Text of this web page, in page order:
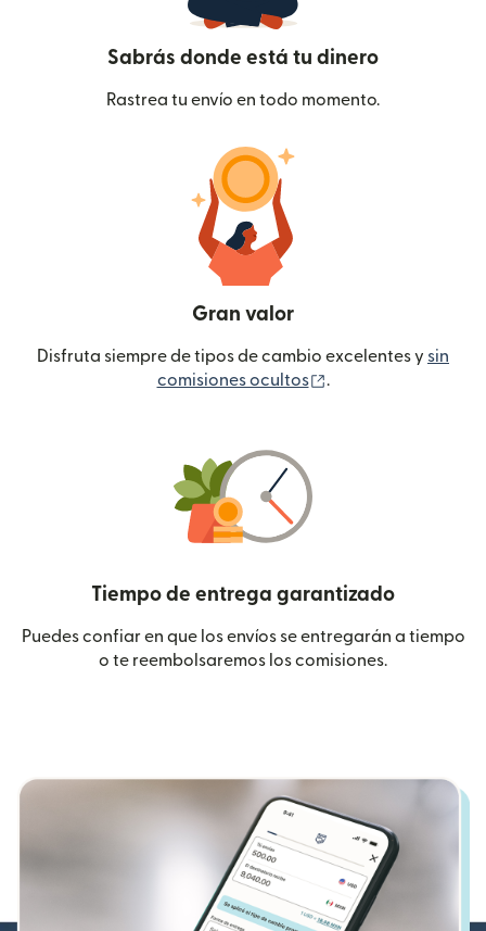
Sabrás donde está tu dinero
Rastrea tu envío en todo momento.
Gran valor
Disfruta siempre de tipos de cambio excelentes y sin
comisiones ocultos
.
Tiempo de entrega garantizado
Puedes confiar en que los envíos se entregarán a tiempo
o te reembolsaremos los comisiones.